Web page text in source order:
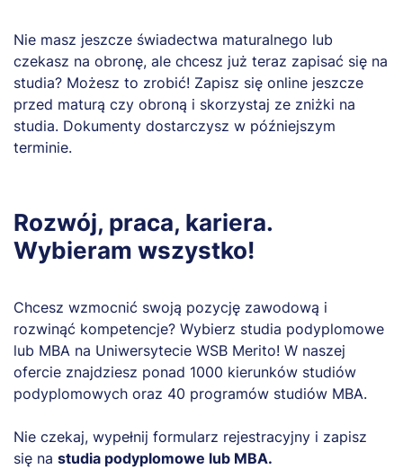
Nie masz jeszcze świadectwa maturalnego lub
czekasz na obronę, ale chcesz już teraz zapisać się na
studia? Możesz to zrobić! Zapisz się online jeszcze
przed maturą czy obroną i skorzystaj ze zniżki na
studia. Dokumenty dostarczysz w późniejszym
terminie.
Rozwój, praca, kariera.
Wybieram wszystko!
Chcesz wzmocnić swoją pozycję zawodową i
rozwinąć kompetencje? Wybierz studia podyplomowe
lub MBA na Uniwersytecie WSB Merito! W naszej
ofercie znajdziesz ponad 1000 kierunków studiów
podyplomowych oraz 40 programów studiów MBA.
Nie czekaj, wypełnij formularz rejestracyjny i zapisz
się na studia podyplomowe lub MBA.